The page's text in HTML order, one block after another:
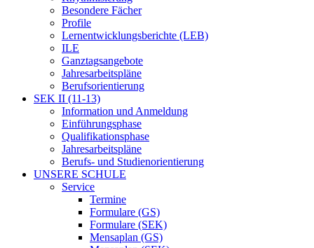
Besondere Fächer
Profile
Lernentwicklungsberichte (LEB)
ILE
Ganztagsangebote
Jahresarbeitspläne
Berufsorientierung
SEK II (11-13)
Information und Anmeldung
Einführungsphase
Qualifikationsphase
Jahresarbeitspläne
Berufs- und Studienorientierung
UNSERE SCHULE
Service
Termine
Formulare (GS)
Formulare (SEK)
Mensaplan (GS)